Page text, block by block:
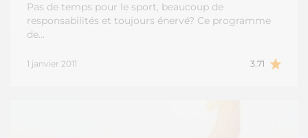
Pas de temps pour le sport, beaucoup de
responsabilités et toujours énervé? Ce programme
de…
1 janvier 2011 3.71